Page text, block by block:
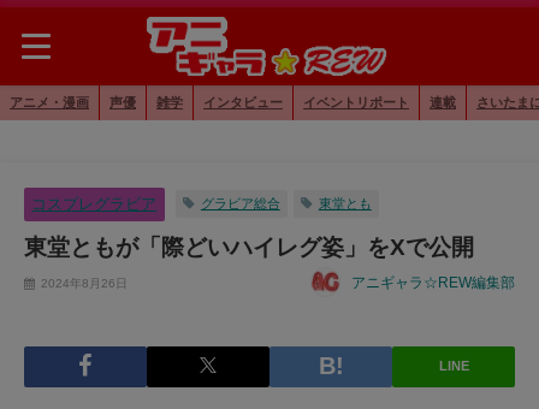
アニメ・漫画 声優 雑学 インタビュー イベントリポート 連載 さいたま
コスプレグラビア グラビア総合 東堂とも
東堂ともが「際どいハイレグ姿」をXで公開
2024年8月26日 アニギャラ☆REW編集部
LINE